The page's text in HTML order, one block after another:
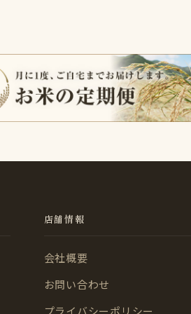
店舗情報
会社概要
お問い合わせ